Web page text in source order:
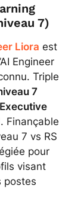
7)
Liora est
Engineer
Triple
7
Finançable
7 vs RS
pour
visant
postes